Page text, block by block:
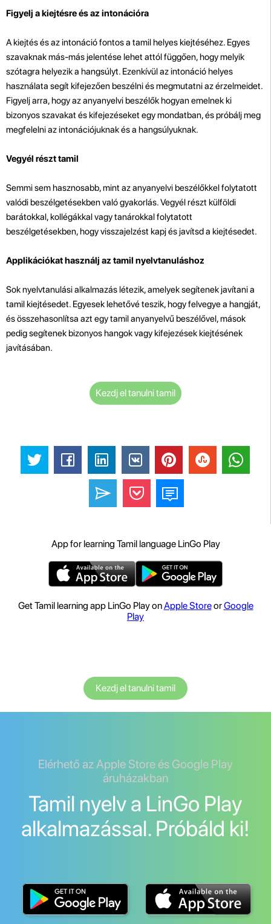
Figyelj a kiejtésre és az intonációra
A kiejtés és az intonáció fontos a tamil helyes kiejtéséhez. Egyes
szavaknak más-más jelentése lehet attól függően, hogy melyik
szótagra helyezik a hangsúlyt. Ezenkívül az intonáció helyes
használata segít kifejezően beszélni és megmutatni az érzelmeidet.
Figyelj arra, hogy az anyanyelvi beszélők hogyan emelnek ki
bizonyos szavakat és kifejezéseket egy mondatban, és próbálj meg
megfelelni az intonációjuknak és a hangsúlyuknak.
Vegyél részt tamil
Semmi sem hasznosabb, mint az anyanyelvi beszélőkkel folytatott
valódi beszélgetésekben való gyakorlás. Vegyél részt külföldi
barátokkal, kollégákkal vagy tanárokkal folytatott
beszélgetésekben, hogy visszajelzést kapj és javítsd a kiejtésedet.
Applikációkat használj az tamil nyelvtanuláshoz
Sok nyelvtanulási alkalmazás létezik, amelyek segítenek javítani a
tamil kiejtésedet. Egyesek lehetővé teszik, hogy felvegye a hangját,
és összehasonlítsa azt egy tamil anyanyelvű beszélővel, mások
pedig segítenek bizonyos hangok vagy kifejezések kiejtésének
javításában.
Kezdj el tanulni tamil
App for learning Tamil language LinGo Play
Get Tamil learning app LinGo Play onApple StoreorGoogle
Play
Kezdj el tanulni tamil
Elérhető az Apple Store és Google Play
áruházakban
Tamil nyelv a LinGo Play
alkalmazással. Próbáld ki!